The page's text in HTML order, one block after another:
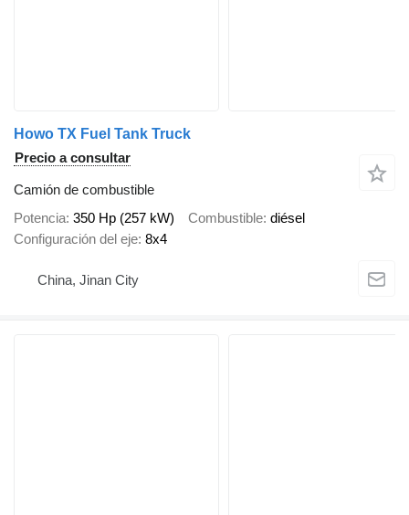
Howo TX Fuel Tank Truck
Precio a consultar
Camión de combustible
Potencia 350 Hp (257 kW) Combustible diésel
Configuración del eje 8x4
China, Jinan City